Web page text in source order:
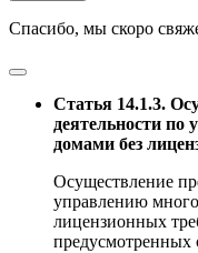
Спасибо, мы скоро
Статья 14.1.3.
деятельности
домами без
Осуществление
управлению
лицензионных
предусмотренных